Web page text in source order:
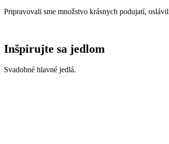
Pripravovali sme množstvo krásnych podujatí,
Inšpirujte sa jedlom
Svadobné hlavné jedlá.